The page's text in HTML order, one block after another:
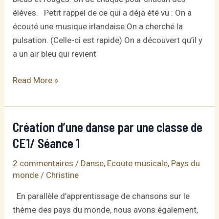
élèves. Petit rappel de ce qui a déjà été vu : On a
écouté une musique irlandaise On a cherché la
pulsation. (Celle-ci est rapide) On a découvert qu’il y
a un air bleu qui revient
Création
danse
par
une
classe
de
CE1/
Read More »
Création d’une danse par une classe de
CE1/ Séance 1
2 commentaires / Danse, Ecoute musicale, Pays du
monde / Christine
En parallèle d’apprentissage de chansons sur le
thème des pays du monde, nous avons également,